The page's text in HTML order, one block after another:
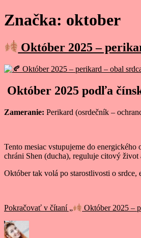
Značka: oktober
Október 2025 –
Október 2025 podľa
Zameranie: Perikard (osrdečník –
Tento mesiac vstupujeme do
chráni Shen (ducha), reguluje citový
Október tak volá po starostlivosti o
Pokračovať v čítaní„ Október 2025 –